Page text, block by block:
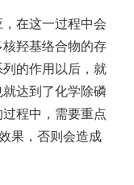
在这一过程中会
羟基络合物的存
的作用以后，就
达到了化学除磷
程中，需要重点
果，否则会造成